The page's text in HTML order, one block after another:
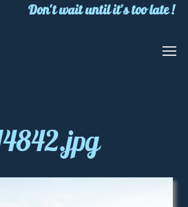
Don't wait until it's too late !